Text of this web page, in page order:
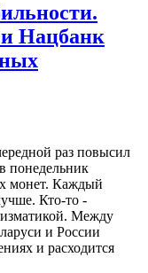
Нацбанк
раз повысил
понедельник
монет. Каждый
Кто-то -
Между
и России
и расходится